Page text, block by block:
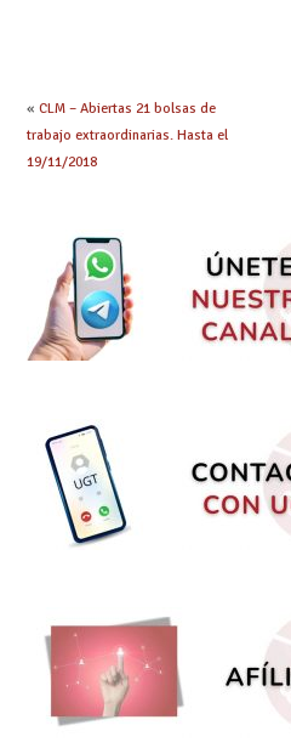
« CLM – Abiertas 21 bolsas de
trabajo extraordinarias. Hasta el
19/11/2018